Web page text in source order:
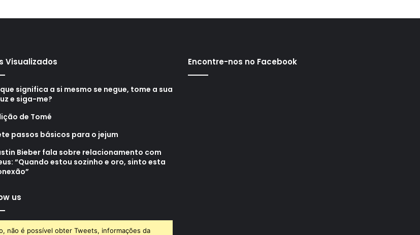
Visualizados
significa a si mesmo se negue, tome a sua
e siga-me?
de Tomé
passos básicos para o jejum
Bieber fala sobre relacionamento com
“Quando estou sozinho e oro, sinto esta
us
não é possível obter Tweets, informações da
Encontre-nos no Facebook